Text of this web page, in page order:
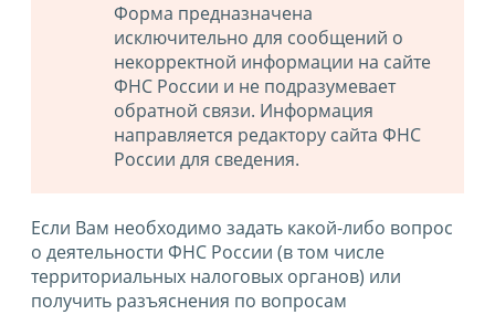
Форма предназначена
исключительно для сообщений о
некорректной информации на сайте
ФНС России и не подразумевает
обратной связи. Информация
направляется редактору сайта ФНС
России для сведения.
Если Вам необходимо задать какой-либо вопрос
о деятельности ФНС России (в том числе
территориальных налоговых органов) или
получить разъяснения по вопросам